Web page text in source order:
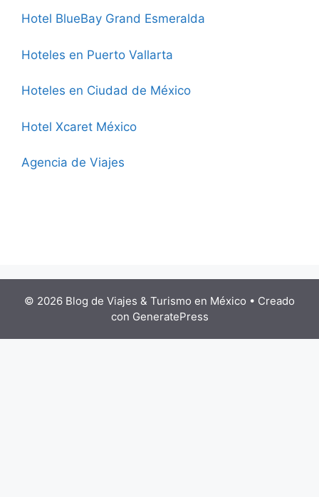
Hotel BlueBay Grand Esmeralda
Hoteles en Puerto Vallarta
Hoteles en Ciudad de México
Hotel Xcaret México
Agencia de Viajes
© 2026 Blog de Viajes & Turismo en México • Creado
con GeneratePress